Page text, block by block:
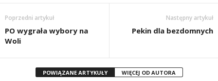
Poprzedni artykuł
PO wygrała wybory na
Woli
Następny artykuł
Pekin dla bezdomnych
POWIĄZANE ARTYKUŁY WIĘCEJ OD AUTORA